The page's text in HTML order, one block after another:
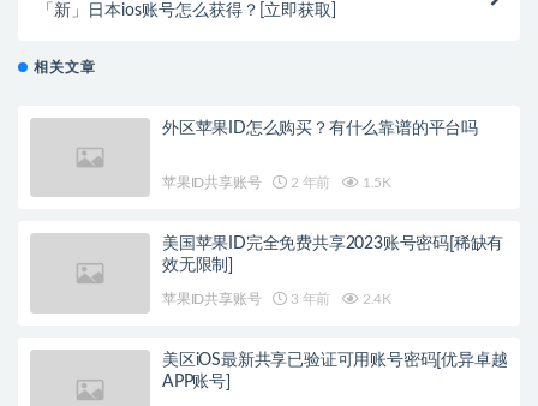
「新」日本ios账号怎么获得？[立即获取]
相关文章
外区苹果ID怎么购买？有什么靠谱的平台吗
苹果ID共享账号 2 年前 1.5K
美国苹果ID完全免费共享2023账号密码[稀缺有
效无限制]
苹果ID共享账号 3 年前 2.4K
美区iOS最新共享已验证可用账号密码[优异卓越
APP账号]